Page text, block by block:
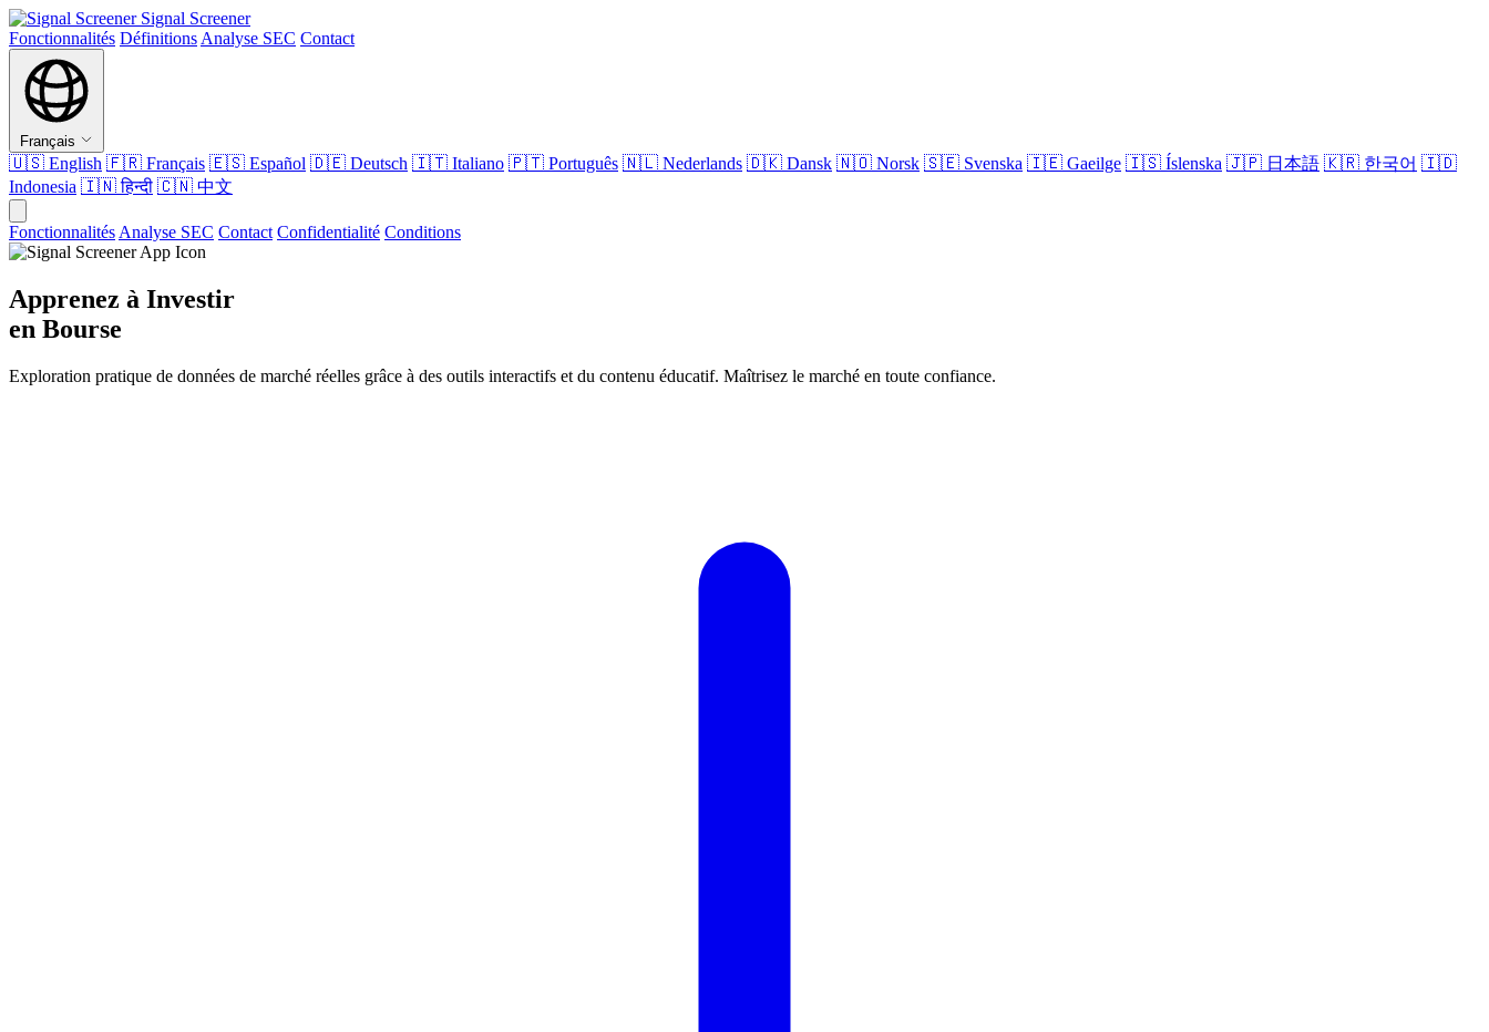
Signal Screener
Fonctionnalités Définitions Analyse SEC Contact
Français
🇺🇸 English 🇫🇷 Français 🇪🇸 Español 🇩🇪 Deutsch 🇮🇹 Italiano 🇵🇹 Português 🇳🇱 Nederlands 🇩🇰 Dansk 🇳🇴 Norsk 🇸🇪 Svenska 🇮🇪 Gaeilge 🇮🇸 Íslenska 🇯🇵 日本語 🇰🇷 한국어 🇮🇩
Indonesia 🇮🇳हिन्दी 🇨🇳 中文
Fonctionnalités Analyse SEC Contact Confidentialité Conditions
Apprenez à Investir
en Bourse
Exploration pratique de données de marché réelles grâce à des outils interactifs et du contenu éducatif. Maîtrisez le marché en toute confiance.